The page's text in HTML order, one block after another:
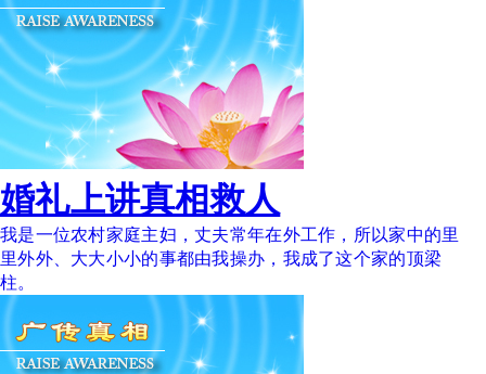
婚礼上讲真相救人
我是一位农村家庭主妇，丈夫常年在外工作，所以家中的里
里外外、大大小小的事都由我操办，我成了这个家的顶梁
柱。